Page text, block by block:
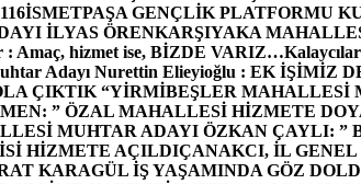
İSMETPAŞA GENÇLİK PLATFORMU
İLYAS ÖRENKARŞIYAKA
: Amaç, hizmet ise, BİZDE VARIZ…
Adayı Nurettin Elieyioğlu : EK
ÇIKTIK “YİRMİBEŞLER MAHALLESİ
” ÖZAL MAHALLESİ HİZMETE
MUHTAR ADAYI ÖZKAN ÇAYLI: ”
HİZMETE AÇILDIÇANAKCI, İL
KARAGÜL İŞ YAŞAMINDA GÖZ